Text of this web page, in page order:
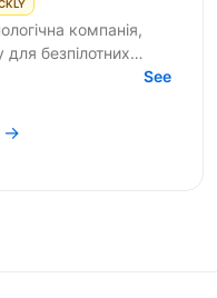
компанія,
безпілотних
охоплює як
See
→